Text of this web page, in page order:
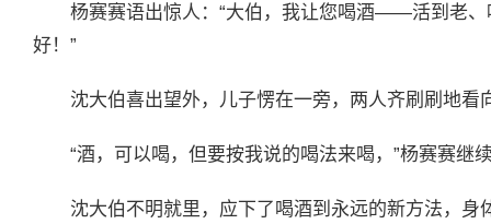
杨赛赛语出惊人：“大伯，我让您喝酒——活到老
好！”
沈大伯喜出望外，儿子愣在一旁，两人齐刷刷地看
“酒，可以喝，但要按我说的喝法来喝，”杨赛赛继
沈大伯不明就里，应下了喝酒到永远的新方法，